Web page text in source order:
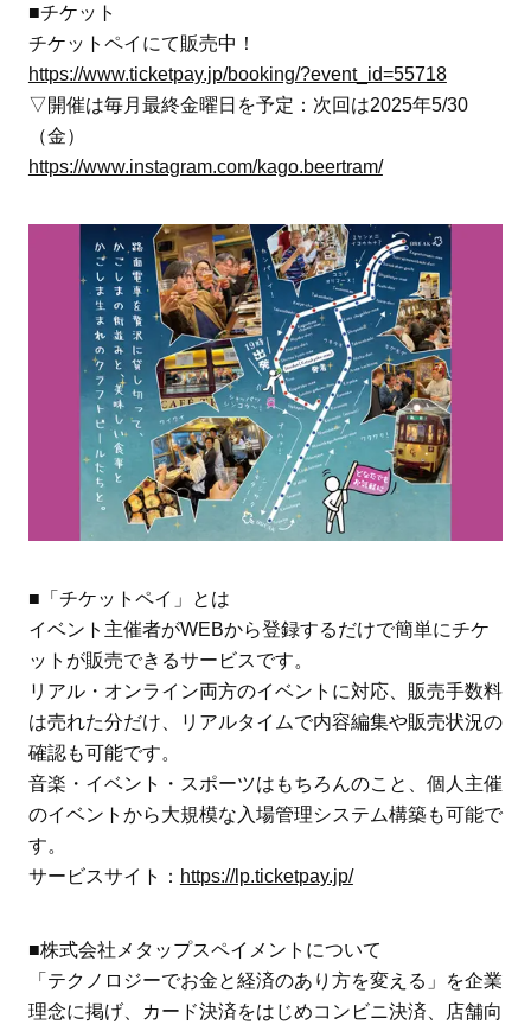
■チケット
チケットペイにて販売中！
https://www.ticketpay.jp/booking/?event_id=55718
▽開催は毎月最終金曜日を予定：次回は2025年5/30
（金）
https://www.instagram.com/kago.beertram/
■「チケットペイ」とは
イベント主催者がWEBから登録するだけで簡単にチケ
ットが販売できるサービスです。
リアル・オンライン両方のイベントに対応、販売手数料
は売れた分だけ、リアルタイムで内容編集や販売状況の
確認も可能です。
音楽・イベント・スポーツはもちろんのこと、個人主催
のイベントから大規模な入場管理システム構築も可能で
す。
サービスサイト： https://lp.ticketpay.jp/
■株式会社メタップスペイメントについて
「テクノロジーでお金と経済のあり方を変える」を企業
理念に掲げ、カード決済をはじめコンビニ決済、店舗向